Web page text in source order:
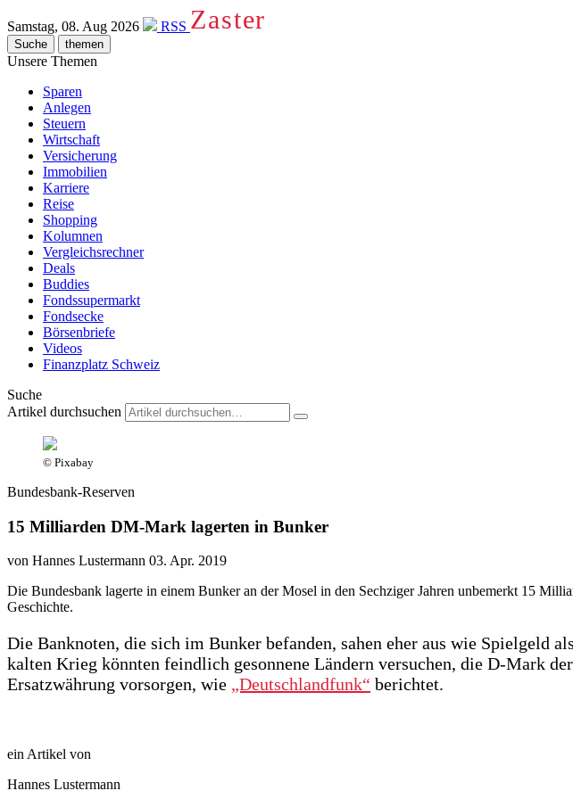
Samstag, 08. Aug 2026 RSS Zaster
Suche themen
Unsere Themen
Sparen
Anlegen
Steuern
Wirtschaft
Versicherung
Immobilien
Karriere
Reise
Shopping
Kolumnen
Vergleichsrechner
Deals
Buddies
Fondssupermarkt
Fondsecke
Börsenbriefe
Videos
Finanzplatz Schweiz
Suche
Artikel durchsuchen
© Pixabay
Bundesbank-Reserven
15 Milliarden DM-Mark lagerten in Bunker
von Hannes Lustermann 03. Apr. 2019
Die Bundesbank lagerte in einem Bunker an der Mosel in den Sechziger Jahren unbemerkt 15
Geschichte.
Die Banknoten, die sich im Bunker befanden, sahen eher aus wie Spielgeld
kalten Krieg könnten feindlich gesonnene Ländern versuchen, die D-Mark
Ersatzwährung vorsorgen, wie „Deutschlandfunk“ berichtet.
ein Artikel von
Hannes Lustermann